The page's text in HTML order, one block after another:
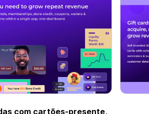
com cartões-presente,